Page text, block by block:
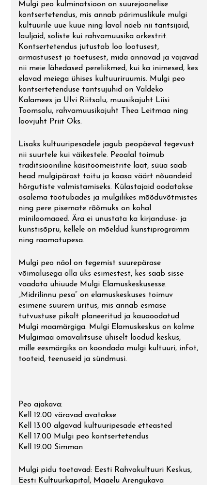
Mulgi peo kulminatsioon on suurejoonelise
kontsertetendus, mis annab pärimuslikule mulgi
kultuurile uue kuue ning laval näeb nii tantsijaid,
lauljaid, soliste kui rahvamuusika orkestrit.
Kontsertetendus jutustab loo lootusest,
armastusest ja toetusest, mida annavad ja vajavad
nii meie lähedased pereliikmed, kui ka inimesed, kes
elavad meiega ühises kultuuriruumis. Mulgi peo
kontsertetenduse tantsujuhid on Valdeko
Kalamees ja Ulvi Riitsalu, muusikajuht Liisi
Toomsalu, rahvamuusikajuht Thea Leitmaa ning
loovjuht Priit Oks.
Lisaks kultuuripesadele jagub peopäeval tegevust
nii suurtele kui väikestele. Peoalal toimub
traditsiooniline käsitöömeistrite laat, süüa saab
head mulgipärast toitu ja kaasa väärt nõuandeid
hõrgutiste valmistamiseks. Külastajaid oodatakse
osalema töötubades ja mulgilikes mõõduvõtmistes
ning pere pisemate rõõmuks on kohal
miniloomaaed. Ära ei unustata ka kirjanduse- ja
kunstisõpru, kellele on mõeldud kunstiprogramm
ning raamatupesa.
Mulgi peo näol on tegemist suurepärase
võimalusega olla üks esimestest, kes saab sisse
vaadata uhiuude Mulgi Elamuskeskusesse.
„Midrilinnu pesa“ on elamuskeskuses toimuv
esimene suurem üritus, mis annab esmase
tutvustuse pikalt planeeritud ja kauaoodatud
Mulgi maamärgiga. Mulgi Elamuskeskus on kolme
Mulgimaa omavalitsuse ühiselt loodud keskus,
mille eesmärgiks on koondada mulgi kultuuri, infot,
tooteid, teenuseid ja sündmusi.
Peo ajakava:
Kell 12.00 väravad avatakse
Kell 13.00 algavad kultuuripesade etteasted
Kell 17.00 Mulgi peo kontsertetendus
Kell 19.00 Simman
Mulgi pidu toetavad: Eesti Rahvakultuuri Keskus,
Eesti Kultuurkapital, Maaelu Arengukava